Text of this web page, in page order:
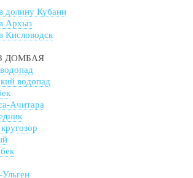
долину Кубани
Архыз
Кисловодск
ДОМБАЯ
водопад
Ачитара